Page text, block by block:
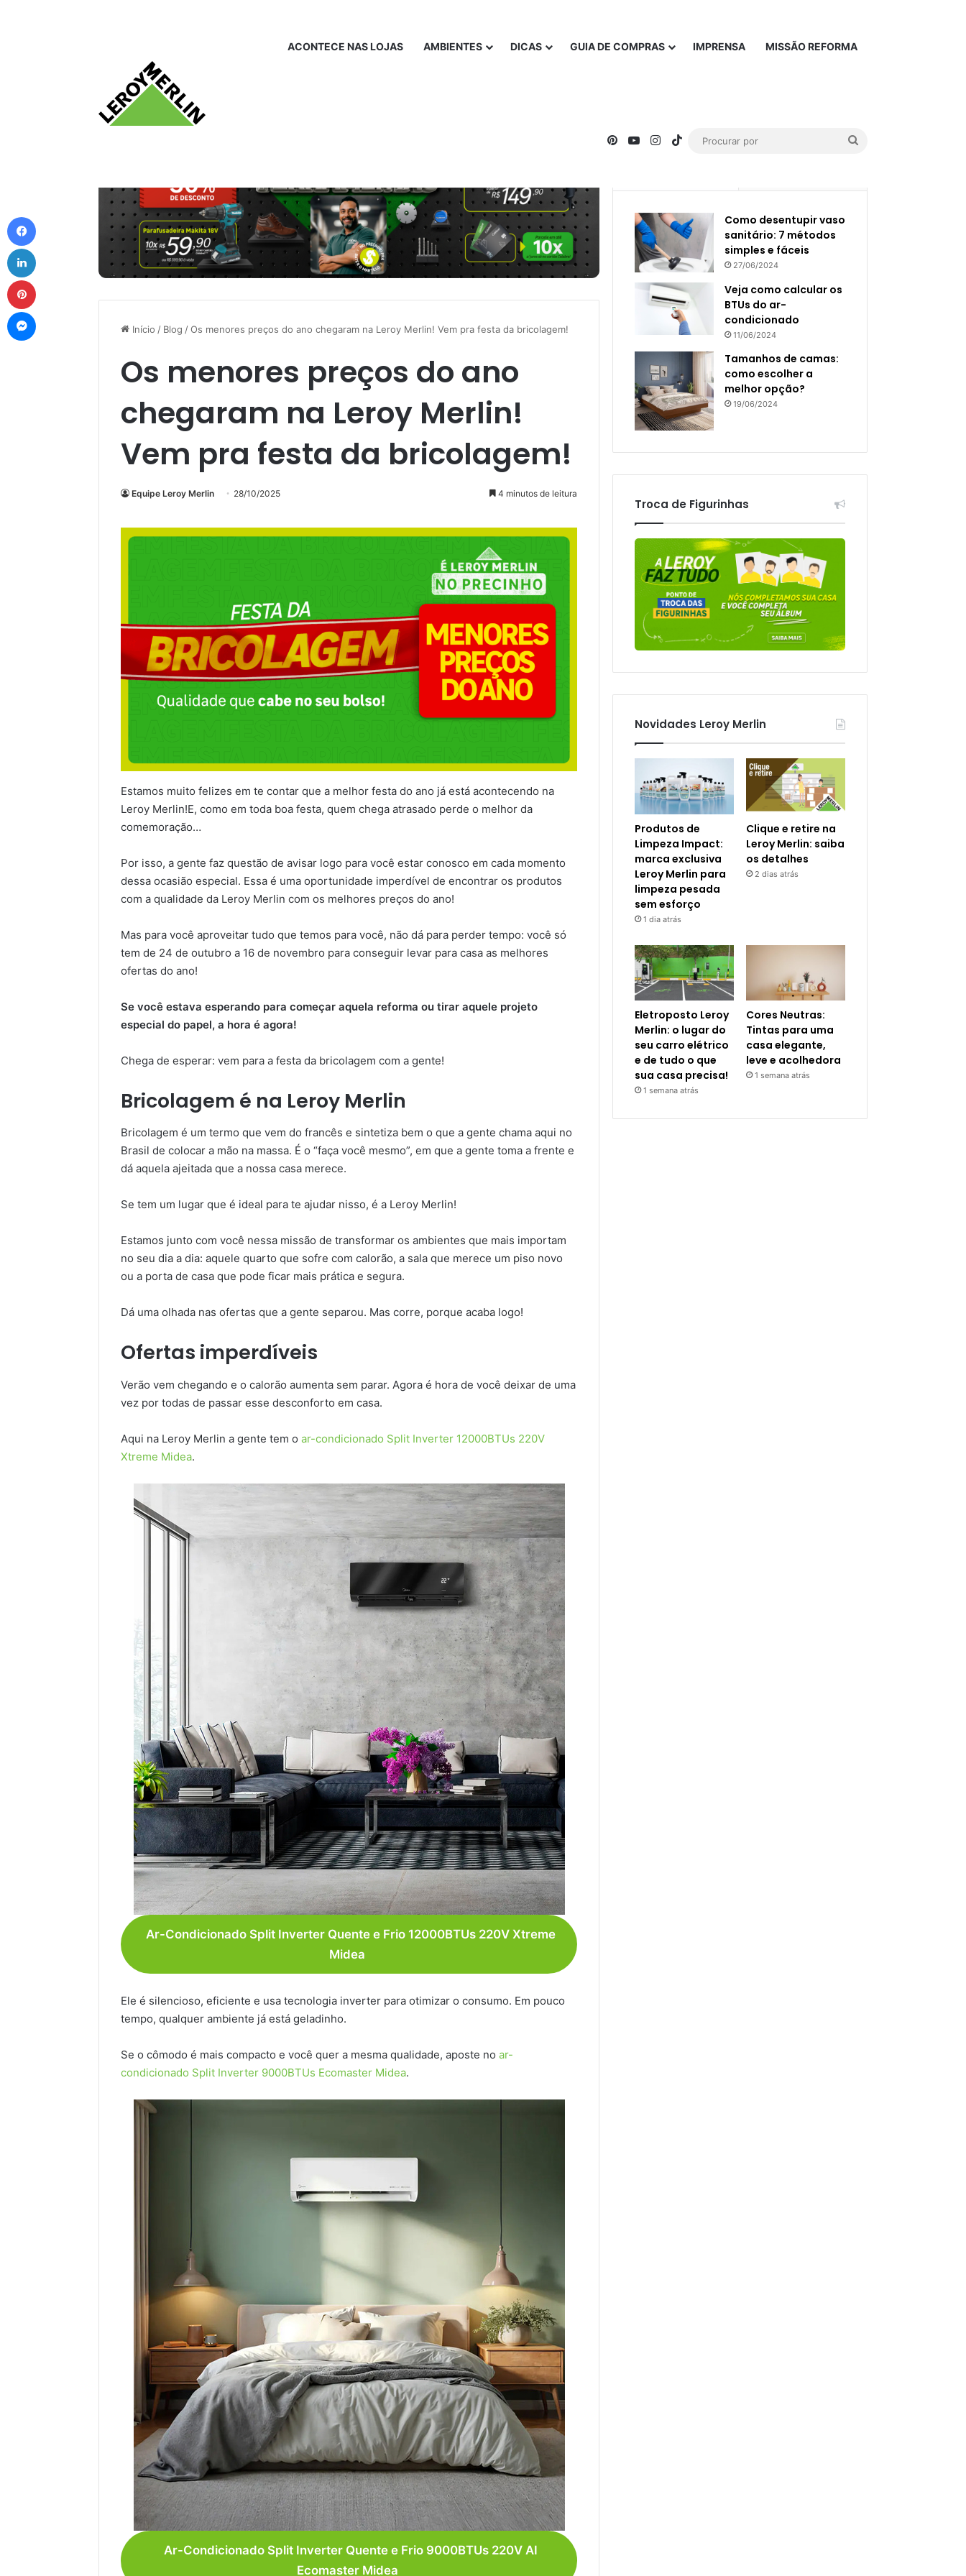
ACONTECE NAS LOJAS AMBIENTES DICAS GUIA DE COMPRAS IMPRENSA MISSÃO REFORMA
PinterestYouTubeInstagram
TikTok
Início / Blog /Os menores preços do ano chegaram na Leroy Merlin! Vem pra festa da bricolagem!
Os menores preços do ano
chegaram na Leroy Merlin!
Vem pra festa da bricolagem!
Equipe Leroy Merlin 28/10/2025 4 minutos de leitura
Estamos muito felizes em te contar que a melhor festa do ano já está acontecendo na
Leroy Merlin!E, como em toda boa festa, quem chega atrasado perde o melhor da
comemoração…
Por isso, a gente faz questão de avisar logo para você estar conosco em cada momento
dessa ocasião especial. Essa é uma oportunidade imperdível de encontrar os produtos
com a qualidade da Leroy Merlin com os melhores preços do ano!
Mas para você aproveitar tudo que temos para você, não dá para perder tempo: você só
tem de 24 de outubro a 16 de novembro para conseguir levar para casa as melhores
ofertas do ano!
Se você estava esperando para começar aquela reforma ou tirar aquele projeto
especial do papel, a hora é agora!
Chega de esperar: vem para a festa da bricolagem com a gente!
Bricolagem é na Leroy Merlin
Bricolagem é um termo que vem do francês e sintetiza bem o que a gente chama aqui no
Brasil de colocar a mão na massa. É o “faça você mesmo”, em que a gente toma a frente e
dá aquela ajeitada que a nossa casa merece.
Se tem um lugar que é ideal para te ajudar nisso, é a Leroy Merlin!
Estamos junto com você nessa missão de transformar os ambientes que mais importam
no seu dia a dia: aquele quarto que sofre com calorão, a sala que merece um piso novo
ou a porta de casa que pode ficar mais prática e segura.
Dá uma olhada nas ofertas que a gente separou. Mas corre, porque acaba logo!
Ofertas imperdíveis
Verão vem chegando e o calorão aumenta sem parar. Agora é hora de você deixar de uma
vez por todas de passar esse desconforto em casa.
Aqui na Leroy Merlin a gente tem o ar-condicionado Split Inverter 12000BTUs 220V
Xtreme Midea.
Ar-Condicionado Split Inverter Quente e Frio 12000BTUs 220V Xtreme
Midea
Ele é silencioso, eficiente e usa tecnologia inverter para otimizar o consumo. Em pouco
tempo, qualquer ambiente já está geladinho.
Se o cômodo é mais compacto e você quer a mesma qualidade, aposte no ar-
condicionado Split Inverter 9000BTUs Ecomaster Midea.
Ar-Condicionado Split Inverter Quente e Frio 9000BTUs 220V AI
Ecomaster Midea
Como desentupir vaso
sanitário: 7 métodos
simples e fáceis
27/06/2024
Veja como calcular os
BTUs do ar-
condicionado
11/06/2024
Tamanhos de camas:
como escolher a
melhor opção?
19/06/2024
Troca de Figurinhas
Novidades Leroy Merlin
Produtos de
Limpeza Impact:
marca exclusiva
Leroy Merlin para
limpeza pesada
sem esforço
1 dia atrás
Clique e retire na
Leroy Merlin: saiba
os detalhes
2 dias atrás
Eletroposto Leroy
Merlin: o lugar do
seu carro elétrico
e de tudo o que
sua casa precisa!
1 semana atrás
Cores Neutras:
Tintas para uma
casa elegante,
leve e acolhedora
1 semana atrás